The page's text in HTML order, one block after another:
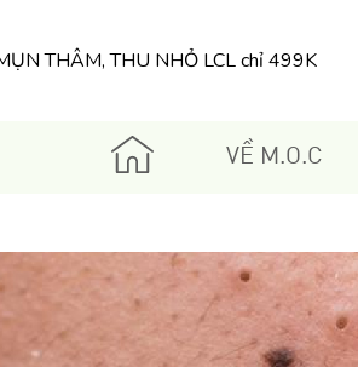
350K khi mua Kem dưỡng Retinol
VỀ M.O.C